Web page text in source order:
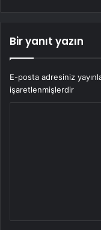
Bir yanıt yazın
E-posta adresiniz
işaretlenmişlerdir